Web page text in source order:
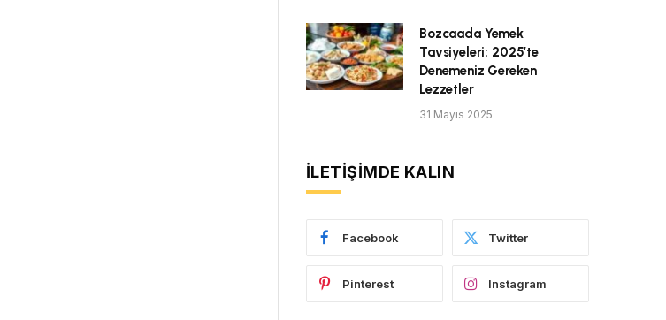
Bozcaada Yemek
Tavsiyeleri: 2025’te
Denemeniz Gereken
Lezzetler
31 Mayıs 2025
İLETIŞIMDE KALIN
Facebook Twitter
Pinterest Instagram